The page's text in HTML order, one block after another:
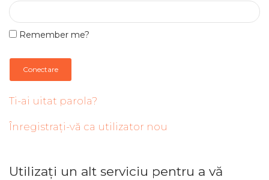
Remember me?
Conectare
Ti-ai uitat parola?
Înregistrați-vă ca utilizator nou
Utilizați un alt serviciu pentru a vă